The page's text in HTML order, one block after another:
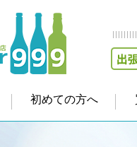
初めての方へ